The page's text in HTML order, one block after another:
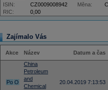
RIC: 0,00
ISIN: CZ0009008942 Měna:
Zajímalo Vás
Akce Název Datum a čas
Po O
China
Petroleum
and
Chemical
20.04.2019 7:13:53